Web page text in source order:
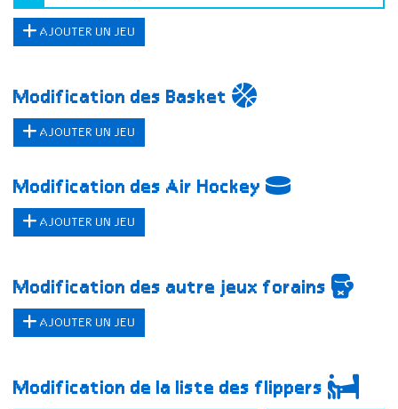
AJOUTER UN JEU
Modification des Basket
AJOUTER UN JEU
Modification des Air Hockey
AJOUTER UN JEU
Modification des autre jeux forains
AJOUTER UN JEU
Modification de la liste des flippers